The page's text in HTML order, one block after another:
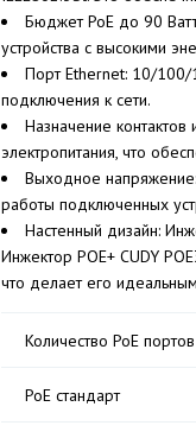
Бюджет PoE до 90
устройства с высокими
Порт Ethernet: 10/
подключения к сети.
Назначение контактов
электропитания, что
Выходное
работы подключенных
Настенный дизайн:
Инжектор POE+ CUDY
что делает его
Количество PoE портов
PoE стандарт